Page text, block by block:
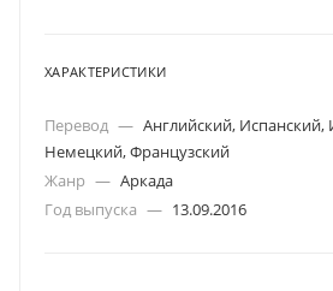
ХАРАКТЕРИСТИКИ
Перевод — Английский, Испанский,
Немецкий, Французский
Жанр — Аркада
Год выпуска — 13.09.2016